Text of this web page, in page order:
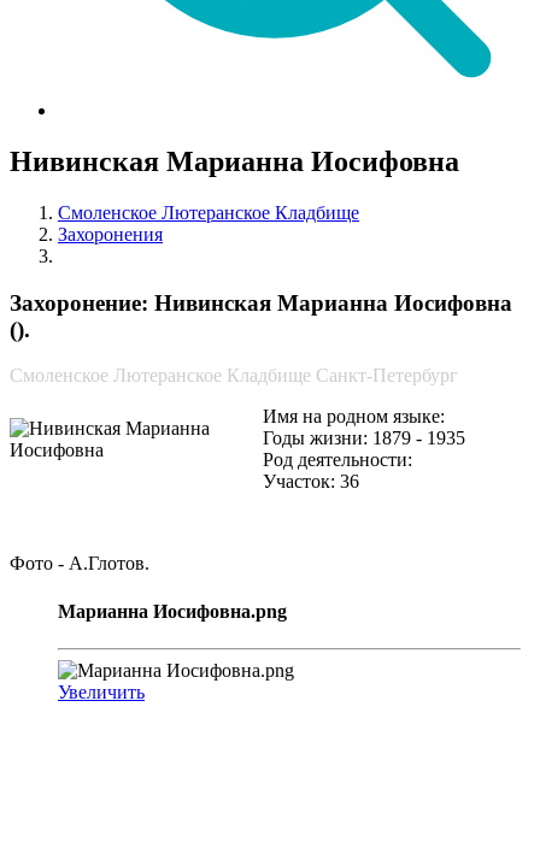
Нивинская Марианна Иосифовна
Смоленское Лютеранское Кладбище
Захоронения
Захоронение: Нивинская Марианна Иосифовна
().
Смоленское Лютеранское Кладбище Санкт-Петербург
Имя на родном языке:
Годы жизни: 1879 - 1935
Род деятельности:
Участок: 36
Фото - А.Глотов.
Марианна Иосифовна.png
Увеличить